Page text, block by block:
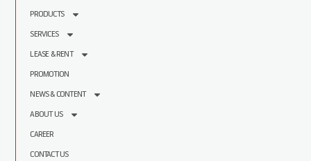
PRODUCTS
SERVICES
LEASE & RENT
PROMOTION
NEWS & CONTENT
ABOUT US
CAREER
CONTACT US